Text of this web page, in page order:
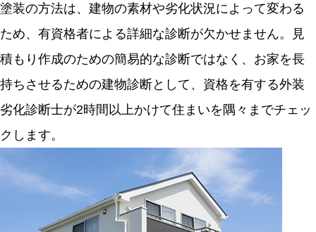
塗装の方法は、建物の素材や劣化状況によって変わる
ため、有資格者による詳細な診断が欠かせません。見
積もり作成のための簡易的な診断ではなく、お家を長
持ちさせるための建物診断として、資格を有する外装
劣化診断士が2時間以上かけて住まいを隅々までチェッ
クします。